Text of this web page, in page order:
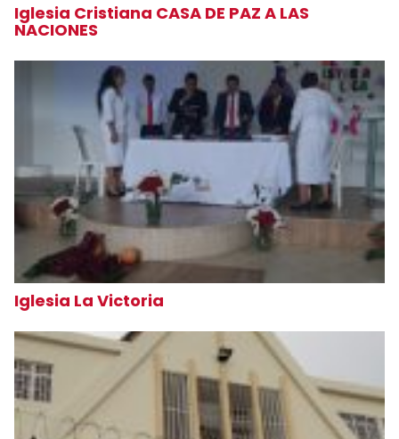
Iglesia Cristiana CASA DE PAZ A LAS
NACIONES
Iglesia La Victoria